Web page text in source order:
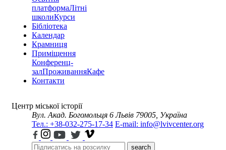
платформаЛітні
школиКурси
Бібліотека
Календар
Крамниця
Приміщення
Конференц-
залПроживанняКафе
Контакти
Центр міської історії
Вул. Акад. Богомольця 6 Львів 79005, Україна
Тел.: +38-032-275-17-34 E-mail: info@lvivcenter.org
search